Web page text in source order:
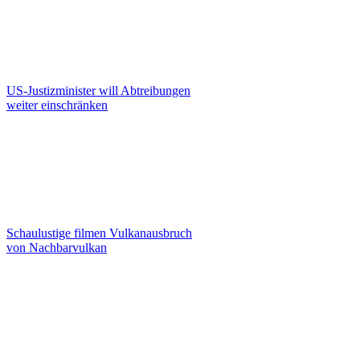
US-Justizminister will Abtreibungen
weiter einschränken
Schaulustige filmen Vulkanausbruch
von Nachbarvulkan